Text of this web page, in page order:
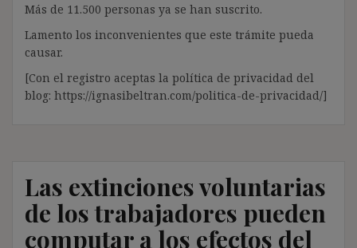
Más de 11.500 personas ya se han suscrito.
Lamento los inconvenientes que este trámite pueda
causar.
[Con el registro aceptas la política de privacidad del
blog: https://ignasibeltran.com/politica-de-privacidad/]
Las extinciones voluntarias
de los trabajadores pueden
computar a los efectos del